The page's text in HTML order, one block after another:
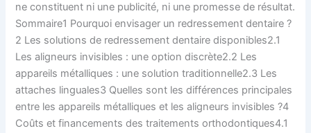
ne constituent ni une publicité, ni une promesse de résultat.
Sommaire1 Pourquoi envisager un redressement dentaire ?
2 Les solutions de redressement dentaire disponibles2.1
Les aligneurs invisibles : une option discrète2.2 Les
appareils métalliques : une solution traditionnelle2.3 Les
attaches linguales3 Quelles sont les différences principales
entre les appareils métalliques et les aligneurs invisibles ?4
Coûts et financements des traitements orthodontiques4.1